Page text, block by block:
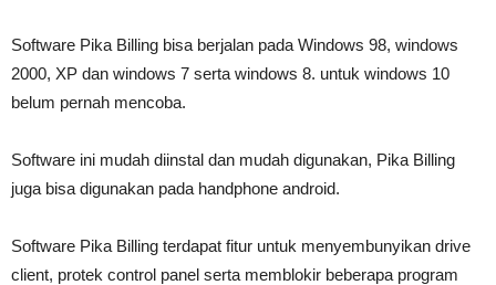
Software Pika Billing bisa berjalan pada Windows 98, windows
2000, XP dan windows 7 serta windows 8. untuk windows 10
belum pernah mencoba.
Software ini mudah diinstal dan mudah digunakan, Pika Billing
juga bisa digunakan pada handphone android.
Software Pika Billing terdapat fitur untuk menyembunyikan drive
client, protek control panel serta memblokir beberapa program